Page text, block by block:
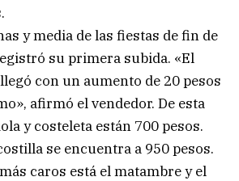
y media de las fiestas de fin de
su primera subida. «El
con un aumento de 20 pesos
afirmó el vendedor. De esta
y costeleta están 700 pesos.
se encuentra a 950 pesos.
caros está el matambre y el